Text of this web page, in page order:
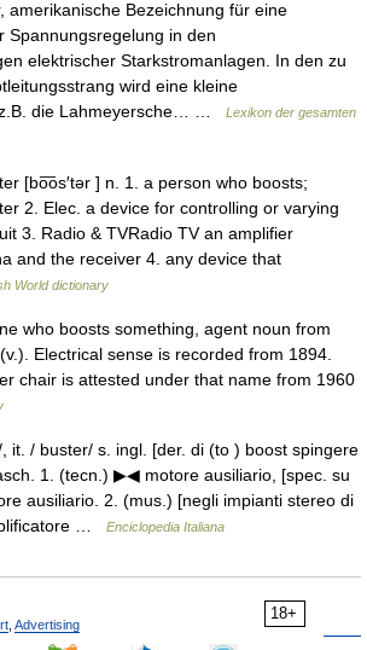
Bezeichnung für eine
Spannungsregelung in den
elektrischer Starkstromanlagen. In den zu
wird eine kleine
z.B. die Lahmeyersche… …
Lexikon der gesamten
[bo͞os′tər ] n. 1. a person who boosts;
2. Elec. a device for controlling or varying
3. Radio & TVRadio TV an amplifier
and the receiver 4. any device that
World dictionary
who boosts something, agent noun from
Electrical sense is recorded from 1894.
chair is attested under that name from 1960
/ buster/ s. ingl. [der. di (to ) boost spingere
1. (tecn.) ▶◀ motore ausiliario, [spec. su
ausiliario. 2. (mus.) [negli impianti stereo di
…
Enciclopedia Italiana
18+
Advertising